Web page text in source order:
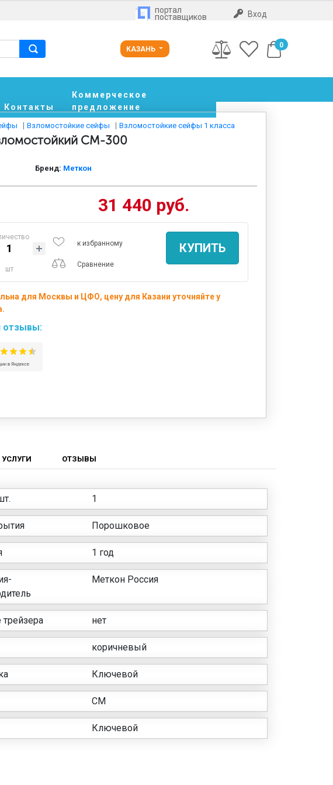
портал
поставщиков Вход
КАЗАНЬ 0
Контакты
Коммерческое
предложение
Взломостойкие сейфы Взломостойкие сейфы 1 класса
СМ-300
Бренд: Меткон
31 440 руб.
шт
к избранному
Сравнение
КУПИТЬ
для Москвы и ЦФО, цену для Казани уточняйте у
отзывы:
УСЛУГИ ОТЗЫВЫ
1
Порошковое
1 год
Меткон Россия
трейзера нет
коричневый
Ключевой
СМ
Ключевой